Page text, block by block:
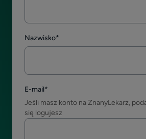
Nazwisko*
E-mail*
Jeśli masz konto na ZnanyLekarz,
się logujesz